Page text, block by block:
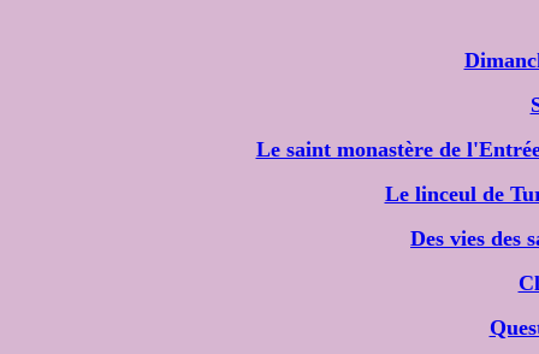
Le saint monastère de
Le linceul de
Des vies des